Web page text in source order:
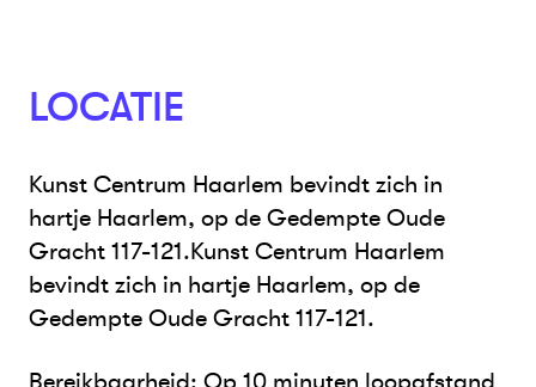
LOCATIE
Kunst Centrum Haarlem bevindt zich in
hartje Haarlem, op de Gedempte Oude
Gracht 117-121.Kunst Centrum Haarlem
bevindt zich in hartje Haarlem, op de
Gedempte Oude Gracht 117-121.
Bereikbaarheid: Op 10 minuten loopafstand